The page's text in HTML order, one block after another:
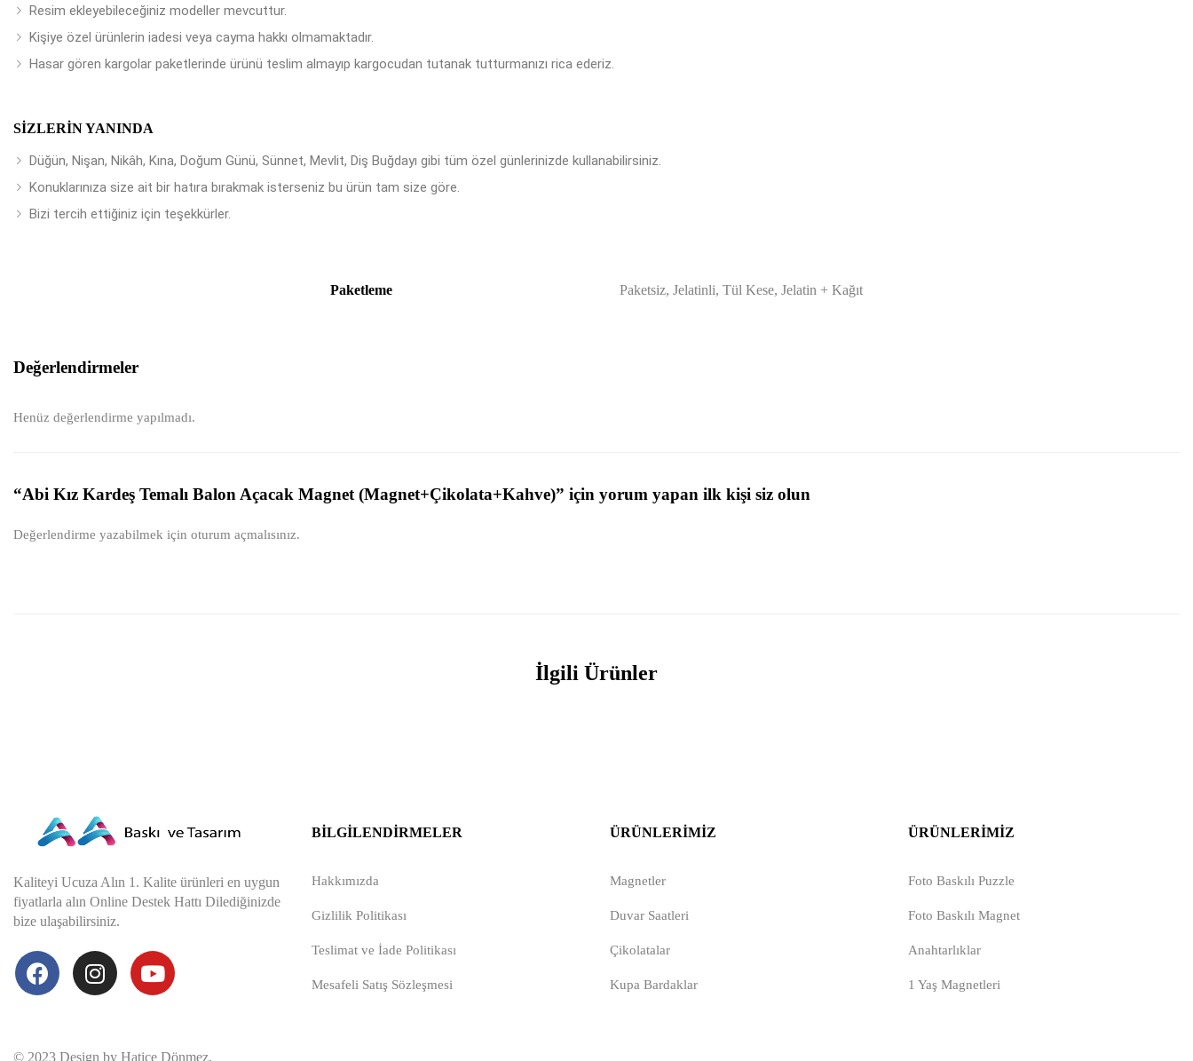
Resim ekleyebileceğiniz modeller mevcuttur.
Kişiye özel ürünlerin iadesi veya cayma hakkı olmamaktadır.
Hasar gören kargolar paketlerinde ürünü teslim almayıp kargocudan tutanak tutturmanızı rica ederiz.
SIZLERIN YANINDA
Düğün, Nişan, Nikâh, Kına, Doğum Günü, Sünnet, Mevlit, Diş Buğdayı gibi tüm özel günlerinizde kullanabilirsiniz.
Konuklarınıza size ait bir hatıra bırakmak isterseniz bu ürün tam size göre.
Bizi tercih ettiğiniz için teşekkürler.
Paketleme Paketsiz, Jelatinli, Tül Kese, Jelatin + Kağıt
Değerlendirmeler
Henüz değerlendirme yapılmadı.
“Abi Kız Kardeş Temalı Balon Açacak Magnet (Magnet+Çikolata+Kahve)” için yorum yapan ilk kişi siz olun
Değerlendirme yazabilmek için oturum açmalısınız.
İlgili Ürünler
Kaliteyi Ucuza Alın 1. Kalite ürünleri en uygun
fiyatlarla alın Online Destek Hattı Dilediğinizde
bize ulaşabilirsiniz.
BILGILENDIRMELER
Hakkımızda
Gizlilik Politikası
Teslimat ve İade Politikası
Mesafeli Satış Sözleşmesi
ÜRÜNLERIMIZ
Magnetler
Duvar Saatleri
Çikolatalar
Kupa Bardaklar
ÜRÜNLERIMIZ
Foto Baskılı Puzzle
Foto Baskılı Magnet
Anahtarlıklar
1 Yaş Magnetleri
© 2023 Design by Hatice Dönmez.